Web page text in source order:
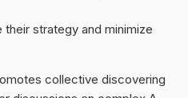
strategy and minimize
collective discovering